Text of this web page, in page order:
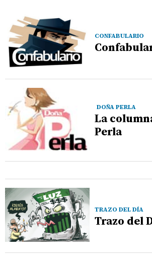
CONFABULARIO
DOÑA PERLA
La
Perla
TRAZO DEL DÍA
Trazo del